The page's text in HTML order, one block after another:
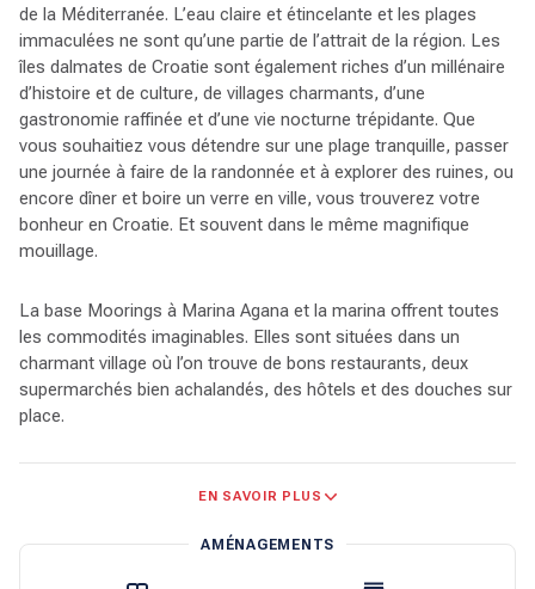
de la Méditerranée. L’eau claire et étincelante et les plages
immaculées ne sont qu’une partie de l’attrait de la région. Les
îles dalmates de Croatie sont également riches d’un millénaire
d’histoire et de culture, de villages charmants, d’une
gastronomie raffinée et d’une vie nocturne trépidante. Que
vous souhaitiez vous détendre sur une plage tranquille, passer
une journée à faire de la randonnée et à explorer des ruines, ou
encore dîner et boire un verre en ville, vous trouverez votre
bonheur en Croatie. Et souvent dans le même magnifique
mouillage.
La base Moorings à Marina Agana et la marina offrent toutes
les commodités imaginables. Elles sont situées dans un
charmant village où l’on trouve de bons restaurants, deux
supermarchés bien achalandés, des hôtels et des douches sur
place.
navigations se font à vue. Les restaurants et les centres de
souvent de bouées pour leurs clients, et de nombreuses
marinas proposent des places pour la nuit. Presque tous les
EN SAVOIR PLUS
AMÉNAGEMENTS